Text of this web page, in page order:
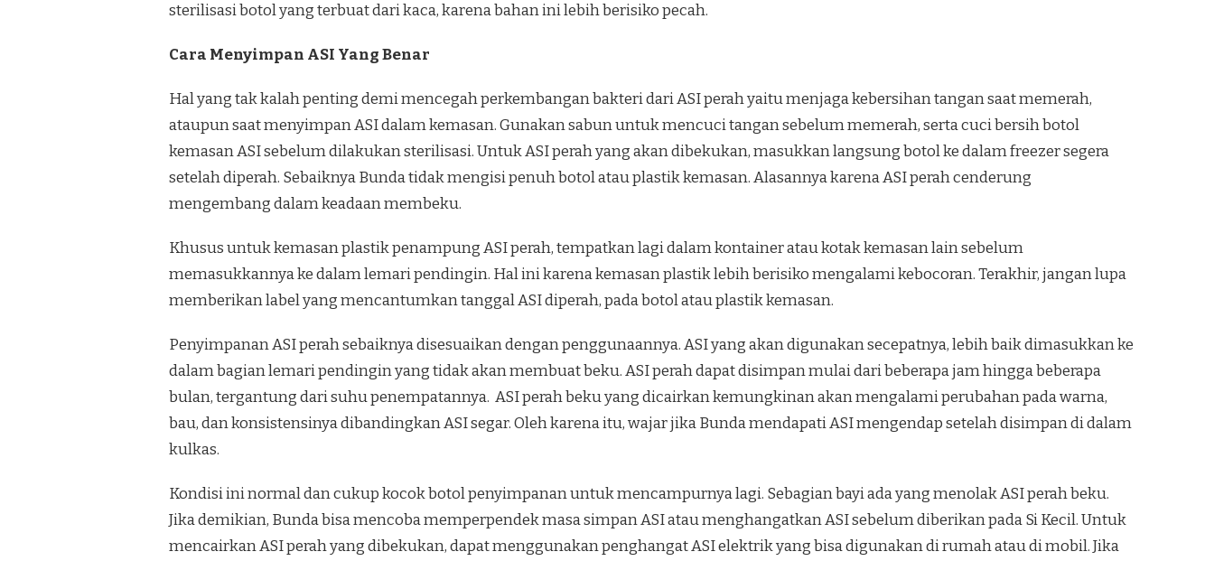
sterilisasi botol yang terbuat dari kaca, karena bahan ini lebih berisiko pecah.
Cara Menyimpan ASI Yang Benar
Hal yang tak kalah penting demi mencegah perkembangan bakteri dari ASI perah yaitu menjaga kebersihan tangan saat memerah,
ataupun saat menyimpan ASI dalam kemasan. Gunakan sabun untuk mencuci tangan sebelum memerah, serta cuci bersih botol
kemasan ASI sebelum dilakukan sterilisasi. Untuk ASI perah yang akan dibekukan, masukkan langsung botol ke dalam freezer segera
setelah diperah. Sebaiknya Bunda tidak mengisi penuh botol atau plastik kemasan. Alasannya karena ASI perah cenderung
mengembang dalam keadaan membeku.
Khusus untuk kemasan plastik penampung ASI perah, tempatkan lagi dalam kontainer atau kotak kemasan lain sebelum
memasukkannya ke dalam lemari pendingin. Hal ini karena kemasan plastik lebih berisiko mengalami kebocoran. Terakhir, jangan lupa
memberikan label yang mencantumkan tanggal ASI diperah, pada botol atau plastik kemasan.
Penyimpanan ASI perah sebaiknya disesuaikan dengan penggunaannya. ASI yang akan digunakan secepatnya, lebih baik dimasukkan ke
dalam bagian lemari pendingin yang tidak akan membuat beku. ASI perah dapat disimpan mulai dari beberapa jam hingga beberapa
bulan, tergantung dari suhu penempatannya. ASI perah beku yang dicairkan kemungkinan akan mengalami perubahan pada warna,
bau, dan konsistensinya dibandingkan ASI segar. Oleh karena itu, wajar jika Bunda mendapati ASI mengendap setelah disimpan di dalam
kulkas.
Kondisi ini normal dan cukup kocok botol penyimpanan untuk mencampurnya lagi. Sebagian bayi ada yang menolak ASI perah beku.
Jika demikian, Bunda bisa mencoba memperpendek masa simpan ASI atau menghangatkan ASI sebelum diberikan pada Si Kecil. Untuk
mencairkan ASI perah yang dibekukan, dapat menggunakan penghangat ASI elektrik yang bisa digunakan di rumah atau di mobil. Jika